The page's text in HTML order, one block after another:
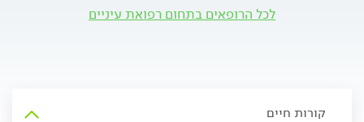
לכל הרופאים בתחום רפואת עיניים
קורות חיים